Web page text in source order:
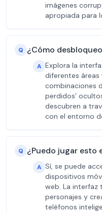
imágenes
apropiada para
Q ¿Cómo
A Explora la
diferentes
combinaciones
perdidos'
descubren a
con el entorno
Q ¿Puedo jugar esto
A Sí, se puede
dispositivos
web. La
personajes y
teléfonos